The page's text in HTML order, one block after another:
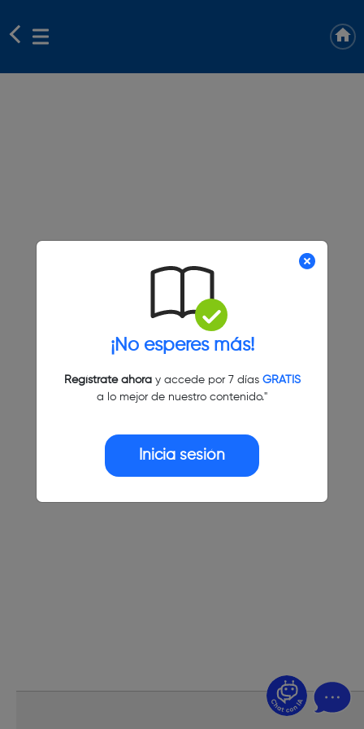
¡No esperes más!
Regístrate ahoray accede por 7 días GRATIS
a lo mejor de nuestro contenido."
Inicia sesión